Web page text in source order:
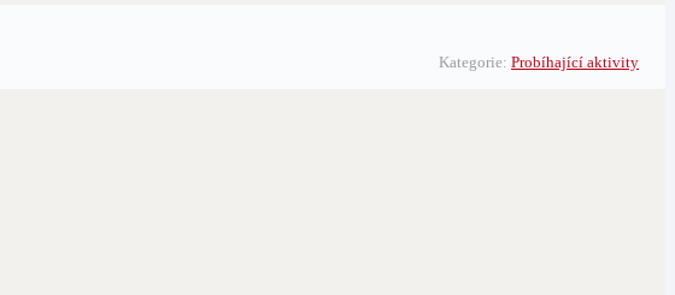
Kategorie: Probíhající aktivity